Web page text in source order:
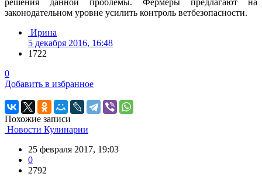
законодательном уровне усилить контроль ветбезопасности.
Ирина
5 декабря 2016, 16:48
1722
0
Добавить в избранное
Похожие записи
Новости Кулинарии
25 февраля 2017, 19:03
0
2792